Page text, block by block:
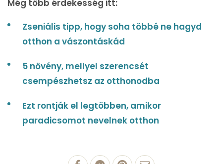
Még több érdekesség itt:
Zseniális tipp, hogy soha többé ne hagyd
otthon a vászontáskád
5 növény, mellyel szerencsét
csempészhetsz az otthonodba
Ezt rontják el legtöbben, amikor
paradicsomot nevelnek otthon